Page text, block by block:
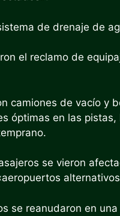
de drenaje de
el reclamo de
camiones de vacío y
óptimas en las
se vieron
se reanudaron en